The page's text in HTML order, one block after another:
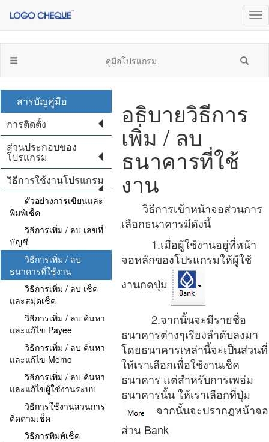
คู่มือโปรแกรม
สารบัญคู่มือ
การติดตั้ง
ส่วนประกอบของ
โปรแกรม
วิธีการใช้งานโปรแกรม
ตัวอย่างการเขียนและ
พิมพ์เช็ค
วิธีการเพิ่ม / ลบ เลขที่
บัญชี
วิธีการเพิ่ม / ลบ
ธนาคารที่ใช้งาน
วิธีการเพิ่ม / ลบ เช็ค
และสมุดเช็ค
วิธีการเพิ่ม / ลบ ค้นหา
และแก้ไข Payee
วิธีการเพิ่ม / ลบ ค้นหา
และแก้ไข Memo
วิธีการเพิ่ม / ลบ ค้นหา
และแก้ไขผู้ใช้งานระบบ
วิธีการใช้งานส่วนการ
ติดตามเช็ค
วิธีการพิมพ์เช็ค
อธิบายวิธีการ
เพิ่ม / ลบ
ธนาคารที่ใช้
งาน
วิธีการเข้าหน้าจอส่วนการ
เลือกธนาคารมีดังนี้
1.เมื่อผู้ใช้งานอยู่ที่หน้า
จอหลักของโปรแกรมให้ผู้ใช้
งานกดปุ่ม
2.จากนั้นจะมีรายชื่อ
ธนาคารต่างๆเรียงลำดับลงมา
โดยธนาคารเหล่านี้จะเป็นส่วนที่
ให้เราเลือกเพื่อใช้งานเช็ค
ธนาคาร แต่สำหรับการเพอ่ม
ธนาคารนั้น ให้เราเลือกที่ปุ่ม
จากนั้นจะปรากฎหน้าจอ
ส่วน Bank